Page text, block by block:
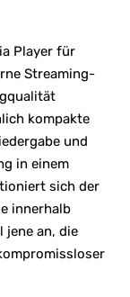
Player für
Streaming-
kompakte
und
in einem
sich der
innerhalb
jene an, die